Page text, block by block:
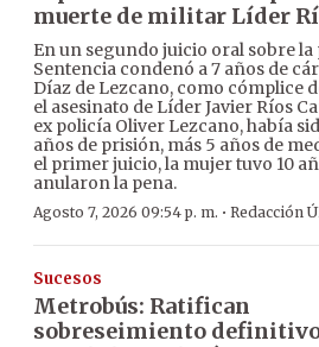
muerte de militar Líder
En un segundo juicio oral sobre la
Sentencia condenó a 7 años de
Díaz de Lezcano, como cómplice
el asesinato de Líder Javier Ríos
ex policía Oliver Lezcano, había
años de prisión, más 5 años de
el primer juicio, la mujer tuvo 10
anularon la pena.
Agosto 7, 2026 09:54 p. m. · Redacción
Sucesos
Metrobús: Ratifican
sobreseimiento